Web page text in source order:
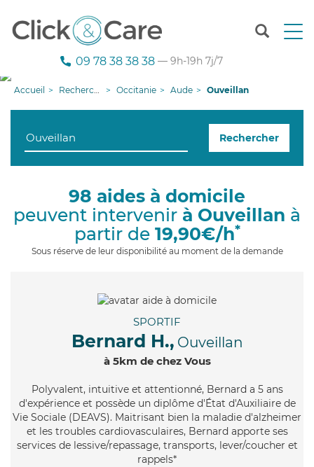
T
n
g
i
09 78 38 38 38 — 9h-19h 7j/7
Accueil Recherche aide à domicile Occitanie Aude Ouveillan
Rechercher
98 aides à domicile
peuvent intervenir à Ouveillan à
partir de 19,90€/h*
Sous réserve de leur disponibilité au moment de la demande
SPORTIF
Bernard H., Ouveillan
à 5km de chez Vous
Polyvalent, intuitive et attentionné, Bernard a 5 ans
d'expérience et possède un diplôme d'État d'Auxiliaire de
Vie Sociale (DEAVS). Maitrisant bien la maladie d'alzheimer
et les troubles cardiovasculaires, Bernard apporte ses
services de lessive/repassage, transports, lever/coucher et
rappels*